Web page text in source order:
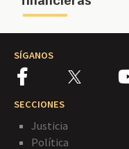
SÍGANOS
SECCIONES
Justicia
Política